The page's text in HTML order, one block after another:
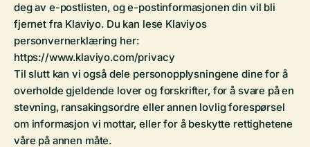
deg av e-postlisten, og e-postinformasjonen din vil bli
fjernet fra Klaviyo. Du kan lese Klaviyos
personvernerklæring her:
https://www.klaviyo.com/privacy
Til slutt kan vi også dele personopplysningene dine for å
overholde gjeldende lover og forskrifter, for å svare på en
stevning, ransakingsordre eller annen lovlig forespørsel
om informasjon vi mottar, eller for å beskytte rettighetene
våre på annen måte.